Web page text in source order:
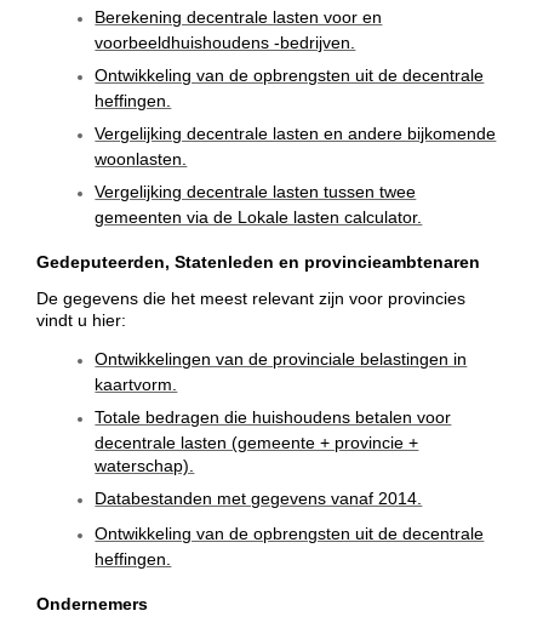
Berekening decentrale lasten voor en
voorbeeldhuishoudens -bedrijven.
Ontwikkeling van de opbrengsten uit de decentrale
heffingen.
Vergelijking decentrale lasten en andere bijkomende
woonlasten.
Vergelijking decentrale lasten tussen twee
gemeenten via de Lokale lasten calculator.
Gedeputeerden, Statenleden en provincieambtenaren
De gegevens die het meest relevant zijn voor provincies
vindt u hier:
Ontwikkelingen van de provinciale belastingen in
kaartvorm.
Totale bedragen die huishoudens betalen voor
decentrale lasten (gemeente + provincie +
waterschap).
Databestanden met gegevens vanaf 2014.
Ontwikkeling van de opbrengsten uit de decentrale
heffingen.
Ondernemers